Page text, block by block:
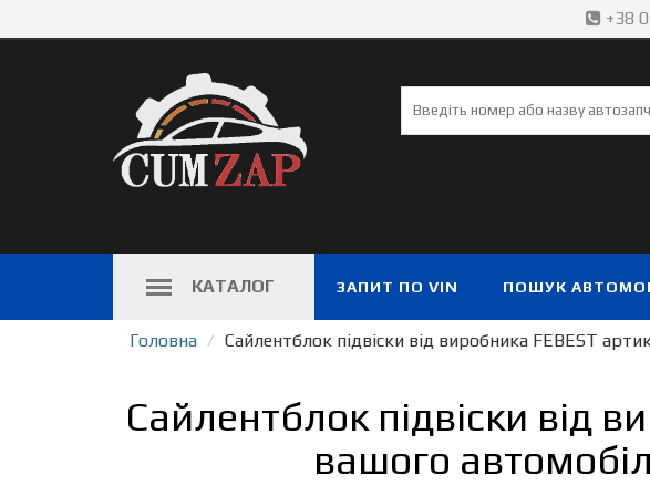
+38
КАТАЛОГ ЗАПИТ ПО VIN ПОШУК
Головна Сайлентблок підвіски від виробника FEBEST
Сайлентблок підвіски від
вашого